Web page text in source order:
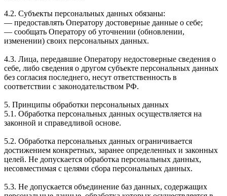
4.2. Субъекты персональных данных обязаны:
— предоставлять Оператору достоверные данные о себе;
— сообщать Оператору об уточнении (обновлении,
изменении) своих персональных данных.
4.3. Лица, передавшие Оператору недостоверные сведения о
себе, либо сведения о другом субъекте персональных данных
без согласия последнего, несут ответственность в
соответствии с законодательством РФ.
5. Принципы обработки персональных данных
5.1. Обработка персональных данных осуществляется на
законной и справедливой основе.
5.2. Обработка персональных данных ограничивается
достижением конкретных, заранее определенных и законных
целей. Не допускается обработка персональных данных,
несовместимая с целями сбора персональных данных.
5.3. Не допускается объединение баз данных, содержащих